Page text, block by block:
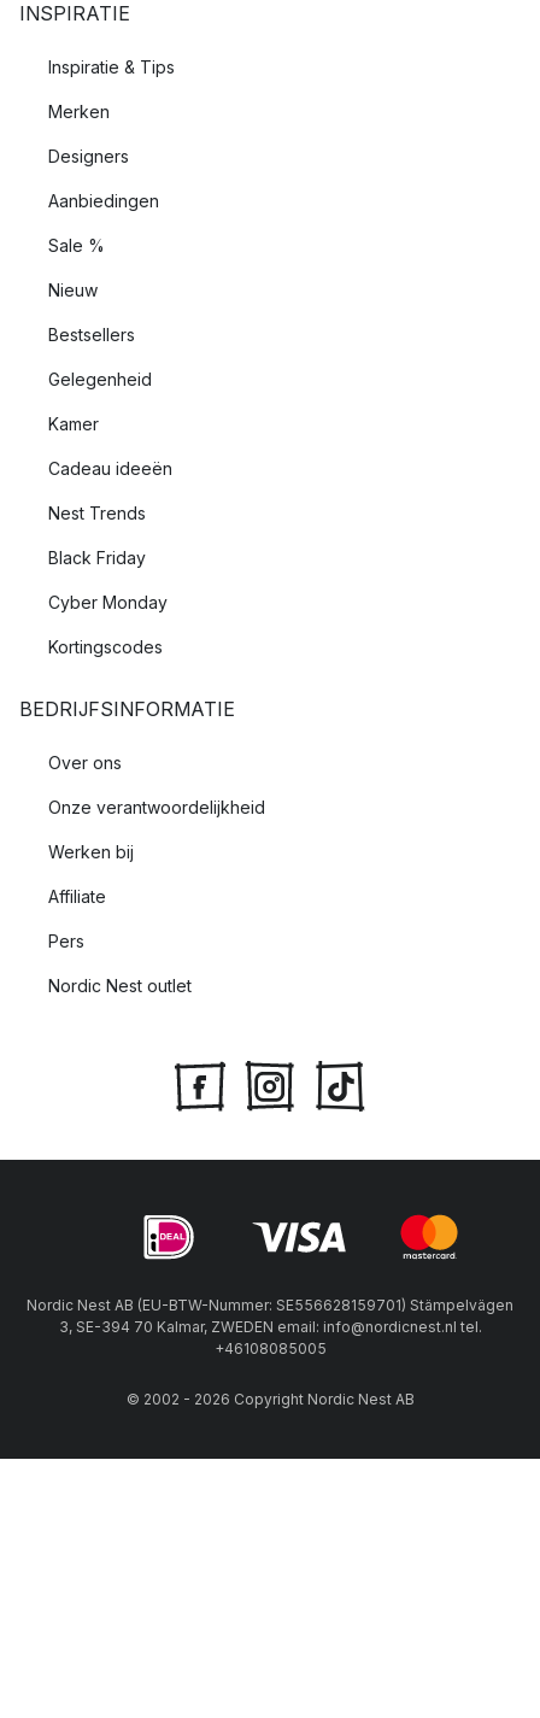
INSPIRATIE
Inspiratie & Tips
Merken
Designers
Aanbiedingen
Sale %
Nieuw
Bestsellers
Gelegenheid
Kamer
Cadeau ideeën
Nest Trends
Black Friday
Cyber Monday
Kortingscodes
BEDRIJFSINFORMATIE
Over ons
Onze verantwoordelijkheid
Werken bij
Affiliate
Pers
Nordic Nest outlet
Nordic Nest AB (EU-BTW-Nummer: SE556628159701) Stämpelvägen
3, SE-394 70 Kalmar, ZWEDEN email: info@nordicnest.nl tel.
+46108085005
© 2002 - 2026 Copyright Nordic Nest AB